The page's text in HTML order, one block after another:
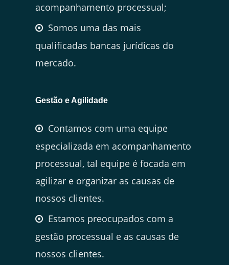
acompanhamento processual;
Somos uma das mais
qualificadas bancas jurídicas do
mercado.
Gestão e Agilidade
Contamos com uma equipe
especializada em acompanhamento
processual, tal equipe é focada em
agilizar e organizar as causas de
nossos clientes.
Estamos preocupados com a
gestão processual e as causas de
nossos clientes.